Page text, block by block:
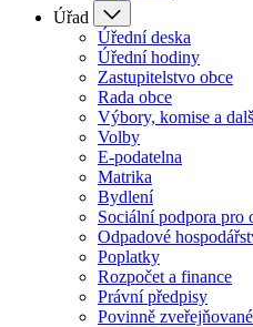
Úřad
Úřední deska
Úřední hodiny
Zastupitelstvo obce
Rada obce
Výbory, komise a
Volby
E-podatelna
Matrika
Bydlení
Sociální podpora pro
Odpadové
Poplatky
Rozpočet a finance
Právní předpisy
Povinně